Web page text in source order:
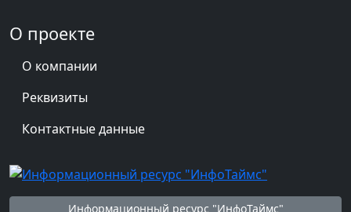
О проекте
О компании
Реквизиты
Контактные данные
Информационный ресурс "ИнфоТаймс"